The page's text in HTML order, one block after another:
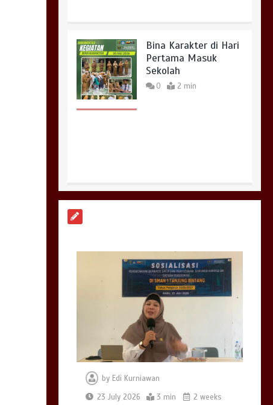
Bina Karakter di Hari
Pertama Masuk
Sekolah
0 2 min
Perencanaan
Berbasis Data dan
Penyusunan
Kurikulum Satuan
Pendidikan
0
Wujud Kepedulian
dan Semangat
by Edi Kurniawan
23 July 2026
3 min 2 weeks